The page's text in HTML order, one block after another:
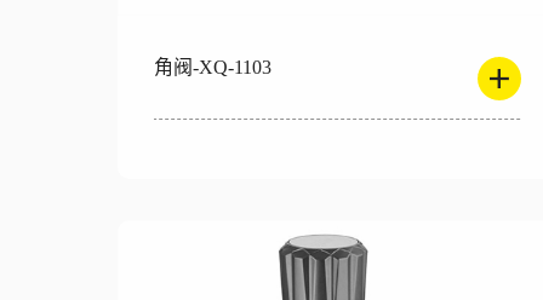
角阀-XQ-1103